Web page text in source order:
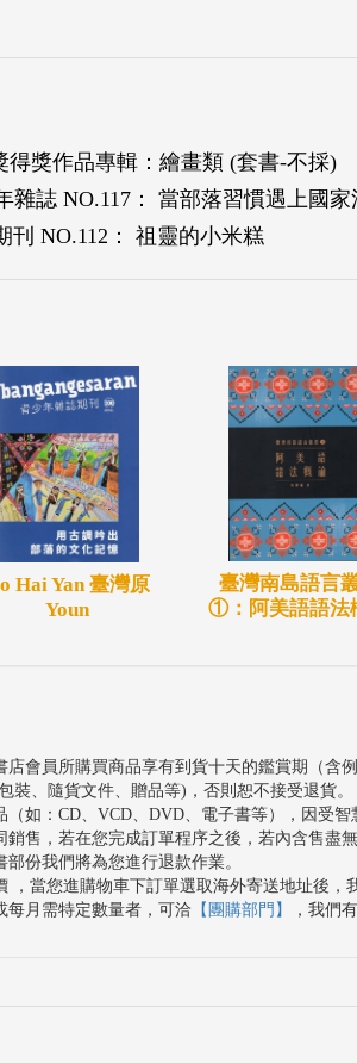
得獎作品專輯：繪畫類 (套書-不採)
雜誌 NO.117： 當部落習慣遇上國
刊 NO.112： 祖靈的小米糕
Hai Yan 臺灣原
Youn
臺灣南島語言
①：阿美語語法
店會員所購買商品享有到貨十天的鑑賞期（
裝、隨貨文件、贈品等)，否則恕不接受退貨。
（如：CD、VCD、DVD、電子書等），因受
銷售，若在您完成訂單程序之後，若內含售
份我們將為您進行退款作業。
，當您進購物車下訂單選取海外寄送地址後
每月需特定數量者，可洽 【團購部門】 ，我們